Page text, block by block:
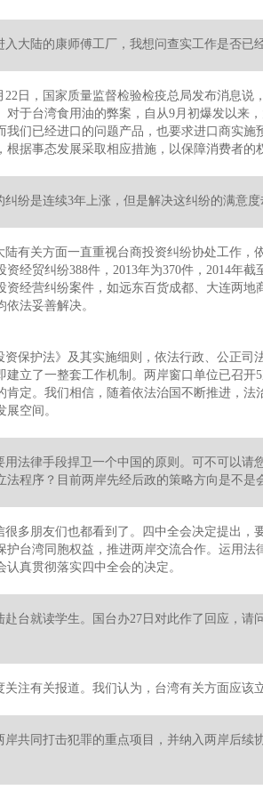
大陆的康师傅工厂，我想问查实工作是否已
日，国家质量监督检验检疫总局发布消息说
于台湾食用油的弊案，自从9月初爆发以来
们已经进口的问题产品，也要求进口商实
据事态发展采取相应措施，以保障消费者的
纷是连续3年上涨，但是解决这纠纷的满意
有关方面一直重视台商投资纠纷协处工作
经贸纠纷388件，2013年为370件，2014年
经营纠纷案件，如远东百货成都、大连两地
法妥善解决。
保护法》及其实施细则，依法行政、公正
立了一整套工作机制。两岸窗口单位已召开
定。我们相信，随着依法治国不断推进，
空间。
法律手段捍卫一个中国的原则。可不可以
程序？目前两岸先经后政的策略方向是不是
多朋友们也都看到了。四中全会决定提出
台湾同胞权益，推进两岸交流合作。运用法
真贯彻落实四中全会的决定。
台就读学生。国台办27日对此作了回应，
注有关报道。我们认为，台湾有关方面应该
共同打击犯罪的重点项目，并纳入两岸后